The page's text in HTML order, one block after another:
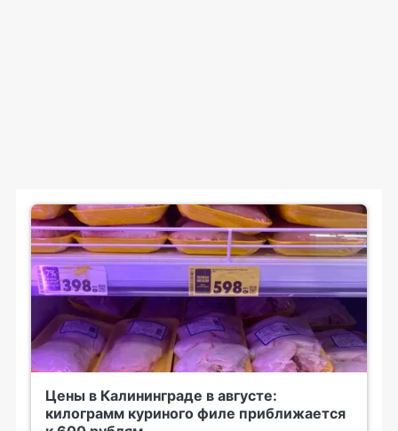
Цены в Калининграде в августе:
килограмм куриного филе приближается